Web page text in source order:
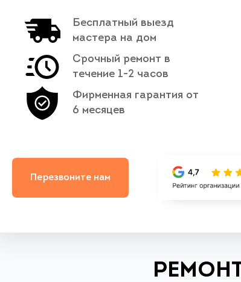
Бесплатный выезд
мастера на дом
Срочный ремонт в
течение 1-2 часов
Фирменная гарантия от
6 месяцев
Перезвоните нам